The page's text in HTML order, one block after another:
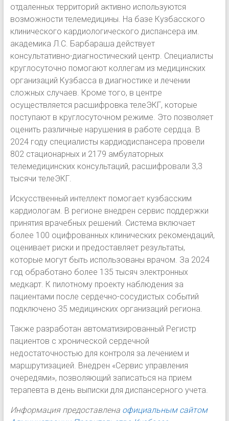
отдаленных территорий активно используются
возможности телемедицины. На базе Кузбасского
клинического кардиологического диспансера им.
академика Л.С. Барбараша действует
консультативно-диагностический центр. Специалисты
круглосуточно помогают коллегам из медицинских
организаций Кузбасса в диагностике и лечении
сложных случаев. Кроме того, в центре
осуществляется расшифровка телеЭКГ, которые
поступают в круглосуточном режиме. Это позволяет
оценить различные нарушения в работе сердца. В
2024 году специалисты кардиодиспансера провели
802 стационарных и 2179 амбулаторных
телемедицинских консультаций, расшифровали 3,3
тысячи телеЭКГ.
Искусственный интеллект помогает кузбасским
кардиологам. В регионе внедрен сервис поддержки
принятия врачебных решений. Система включает
более 100 оцифрованных клинических рекомендаций,
оценивает риски и предоставляет результаты,
которые могут быть использованы врачом. За 2024
год обработано более 135 тысяч электронных
медкарт. К пилотному проекту наблюдения за
пациентами после сердечно-сосудистых событий
подключено 35 медицинских организаций региона.
Также разработан автоматизированный Регистр
пациентов с хронической сердечной
недостаточностью для контроля за лечением и
маршрутизацией. Внедрен «Сервис управления
очередями», позволяющий записаться на прием
терапевта в день выписки для диспансерного учета.
Информация предоставлена официальным сайтом